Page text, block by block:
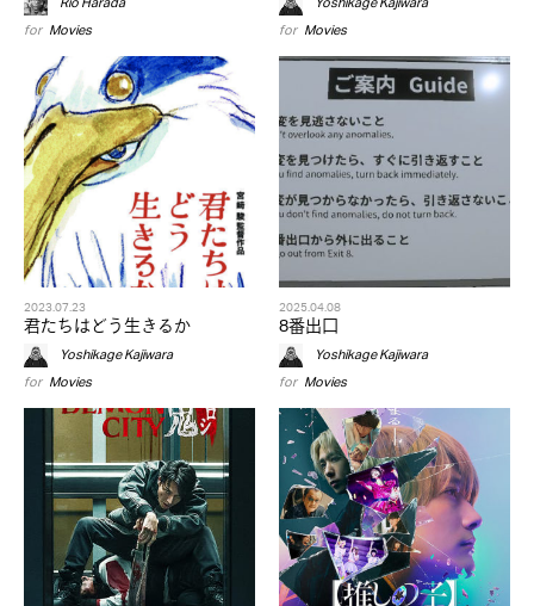
for Movies
for Movies
2023.07.23
君たちはどう生きるか
Yoshikage Kajiwara
for Movies
2025.04.08
8番出口
Yoshikage Kajiwara
for Movies